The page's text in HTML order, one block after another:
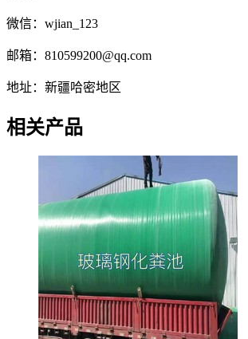
微信：wjian_123
邮箱：810599200@qq.com
地址：新疆哈密地区
相关产品